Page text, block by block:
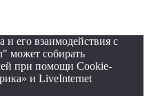
его взаимодействия с
может собирать
при помощи Cookie-
и LiveInternet